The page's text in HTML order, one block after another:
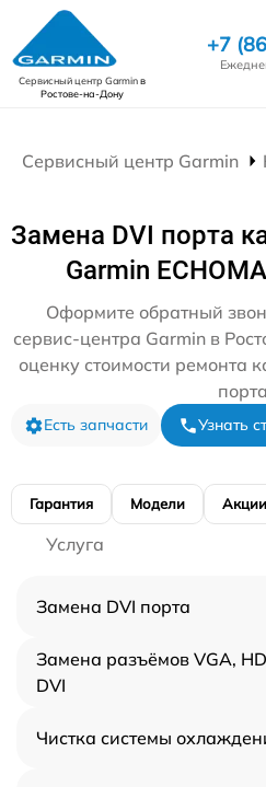
Сервисный центр Garminв
Ростове-на-Дону
+7
Сервисный центр Garmin
Замена DVI порта
Garmin
Оформите обратный
сервис-центра Garmin в
оценку стоимости ремонта
Есть запчасти Узнать
Гарантия Модели Акции
Услуга
Замена DVI порта
Замена разъёмов VGA,
DVI
Чистка системы